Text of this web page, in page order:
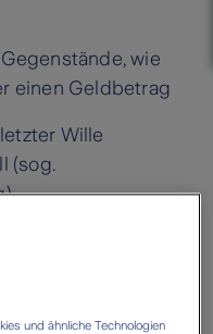
wie
einen Geldbetrag
Wille
(sog.
und ähnliche Technologien